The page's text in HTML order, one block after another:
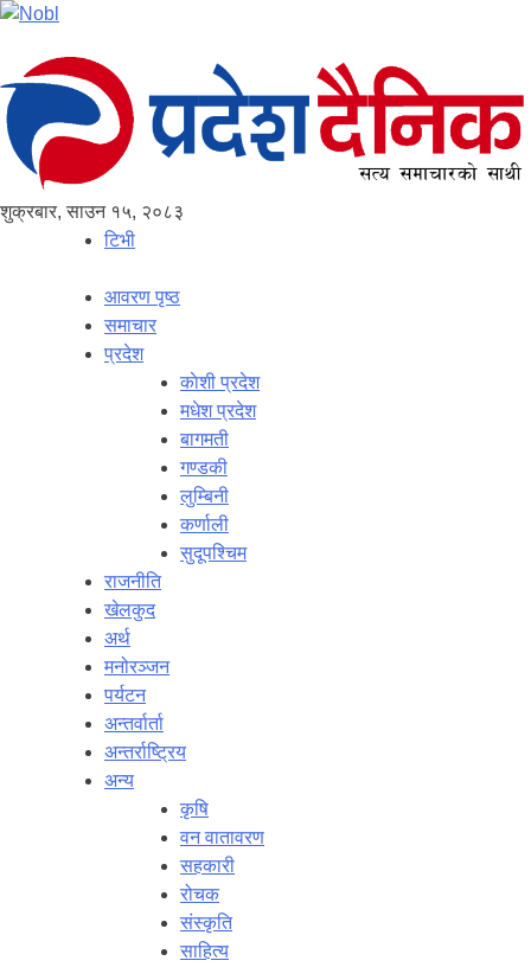
शुक्रबार, साउन १५, २०८३
टिभी
आवरण पृष्‍ठ
समाचार
प्रदेश
काेशी प्रदेश
मधेश प्रदेश
बागमती
गण्डकी
लुम्बिनी
कर्णाली
सुदूपश्‍चिम
राजनीति
खेलकुद
अर्थ
मनोरञ्‍जन
पर्यटन
अन्तर्वार्ता
अन्तर्राष्‍ट्रिय
अन्य
कृषि
वन वातावरण
सहकारी
रोचक
संस्कृति
साहित्य